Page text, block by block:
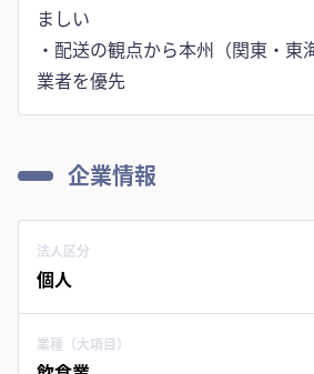
ましい
・配送の観点から本州（関東・東
業者を優先
企業情報
法人区分
個人
業種（大項目）